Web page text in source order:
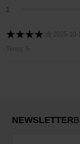
1
2025-10-
Tensy S
NEWSLETTER